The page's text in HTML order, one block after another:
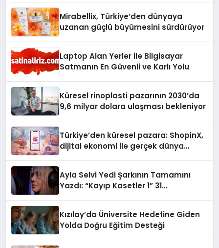
Mirabellix, Türkiye’den dünyaya
uzanan güçlü büyümesini sürdürüyor
Laptop Alan Yerler ile Bilgisayar
Satmanın En Güvenli ve Karlı Yolu
Küresel rinoplasti pazarının 2030’da
9,6 milyar dolara ulaşması bekleniyor
Türkiye’den küresel pazara: ShopinX,
dijital ekonomi ile gerçek dünya
Ayla Selvi Yedi Şarkının Tamamını
Yazdı: “Kayıp Kasetler 1” 31
Kızılay’da Üniversite Hedefine Giden
Yolda Doğru Eğitim Desteği